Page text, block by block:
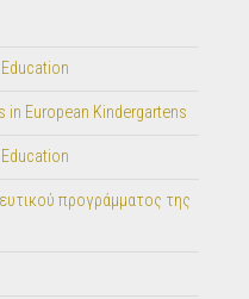
European Kindergartens
προγράμματος της